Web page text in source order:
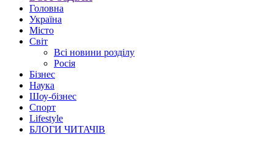
Головна
Україна
Місто
Світ
Всі новини розділу
Росія
Бізнес
Наука
Шоу-бізнес
Спорт
Lifestyle
БЛОГИ ЧИТАЧІВ